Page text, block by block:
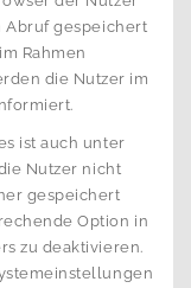
Abruf gespeichert
Rahmen
die Nutzer im
ist auch unter
Nutzer nicht
gespeichert
Option in
zu deaktivieren.